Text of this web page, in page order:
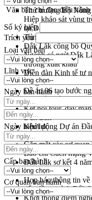
Thứ trưởng Bộ
Hiệp khảo sát vùng
tại Đắk Lắk
Trình diễn nghệ
Đắk Lắk công bố
Ngành cá ngừ Đắk
trường xuất khẩu
Diễn đàn Kinh tế tư
công tư
Đề án 06 tạo bước
tỉnh Đắk Lắk
Kết nối tour, đẩy
Đắk Lắk
Khởi động Dự án
công nghiệp Tân Tiến
Gặp mặt các cơ
Báo chí Cách mạng
Đắk Lắk sơ kết 4
Chính phủ
Họp báo thông tin
tiến đầu tư tỉnh Đắk
Khơi thông điểm
Văn bản chỉ đạo điều hành
Số ký hiệu
Trích yếu
Loại văn bản
Lĩnh vực
Ngày ban hành
Ngày hiệu lực
Cấp ban hành
Cơ quan ban hành